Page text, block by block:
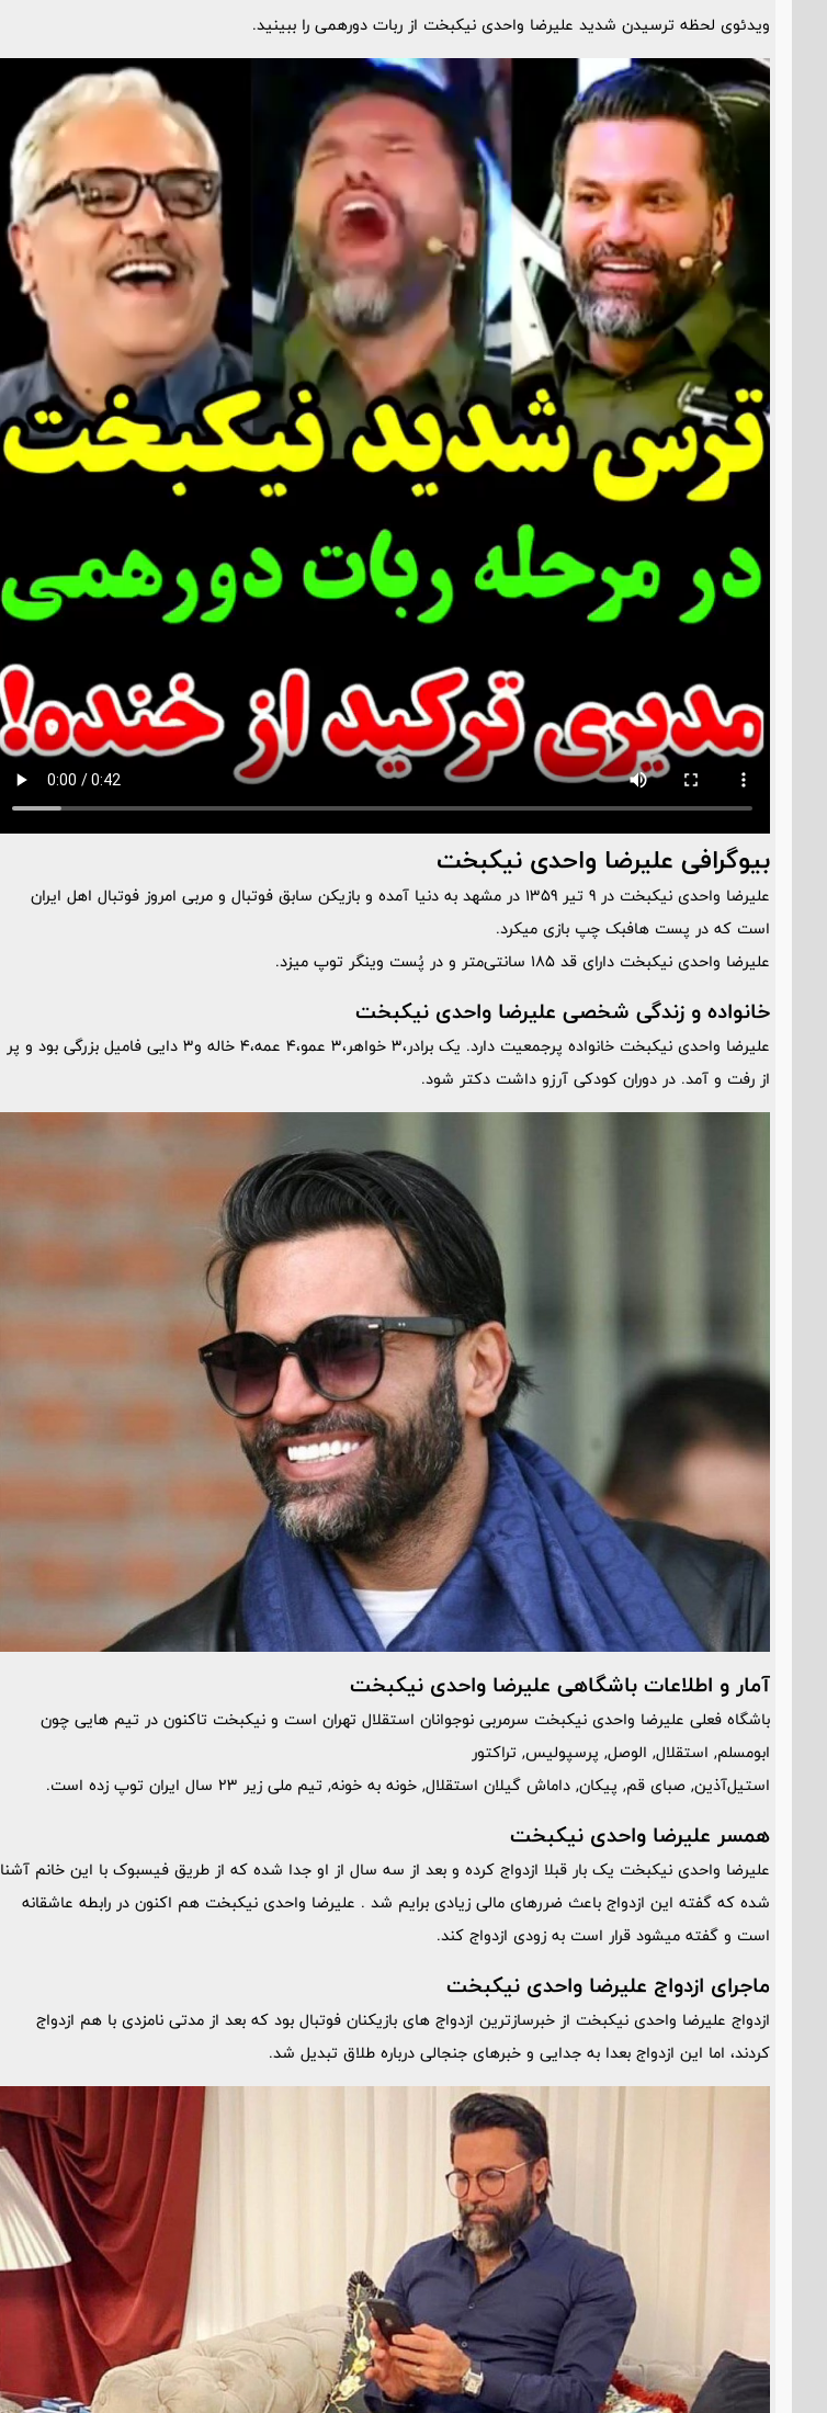
ویدئوی لحظه ترسیدن شدید علیرضا واحدی نیکبخت از ربات دورهمی را ببینید.
بیوگرافی علیرضا واحدی نیکبخت
علیرضا واحدی نیکبخت در 9 تیر 1359 در مشهد به دنیا آمده و بازیکن سابق فوتبال و مربی امروز فوتبال اهل ایران
است که در پست هافبک چپ بازی میکرد.
علیرضا واحدی نیکبخت دارای قد 185 سانتی‌متر و در پُست وینگر توپ میزد.
خانواده و زندگی شخصی علیرضا واحدی نیکبخت
علیرضا واحدی نیکبخت خانواده پرجمعیت دارد. یک برادر،3 خواهر،3 عمو،4 عمه،4 خاله و3 دایی فامیل بزرگی بود و پر
از رفت و آمد. در دوران کودکی آرزو داشت دکتر شود.
آمار و اطلاعات باشگاهی علیرضا واحدی نیکبخت
باشگاه فعلی علیرضا واحدی نیکبخت سرمربی نوجوانان استقلال تهران است و نیکبخت تاکنون در تیم هایی چون
ابومسلم, استقلال, الوصل, پرسپولیس, تراکتور
استیل‌آذین, صبای قم, پیکان, داماش گیلان استقلال, خونه به خونه, تیم ملی زیر 23 سال ایران توپ زده است.
همسر علیرضا واحدی نیکبخت
علیرضا واحدی نیکبخت یک بار قبلا ازدواج کرده و بعد از سه سال از او جدا شده که از طریق فیسبوک با این خانم آشنا
شده که گفته این ازدواج باعث ضررهای مالی زیادی برایم شد . علیرضا واحدی نیکبخت هم اکنون در رابطه عاشقانه
است و گفته میشود قرار است به زودی ازدواج کند.
ماجرای ازدواج علیرضا واحدی نیکبخت
ازدواج علیرضا واحدی نیکبخت از خبرسازترین ازدواج های بازیکنان فوتبال بود که بعد از مدتی نامزدی با هم ازدواج
کردند، اما این ازدواج بعدا به جدایی و خبرهای جنجالی درباره طلاق تبدیل شد.